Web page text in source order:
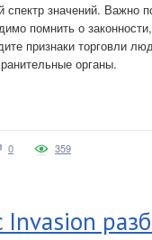
значений. Важно
помнить о
признаки торговли
органы.
0 359